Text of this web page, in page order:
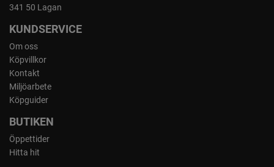
341 50 Lagan
KUNDSERVICE
Om oss
Köpvillkor
Kontakt
Miljöarbete
Köpguider
BUTIKEN
Öppettider
Hitta hit